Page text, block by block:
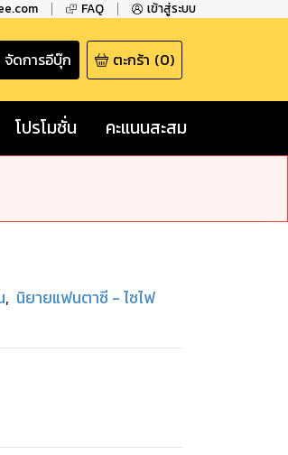
FAQ เข้าสู่ระบบ
จัดการอีบุ๊ก ตะกร้า (0)
โปรโมชั่น คะแนนสะสม
, นิยายแฟนตาซี - ไซไฟ